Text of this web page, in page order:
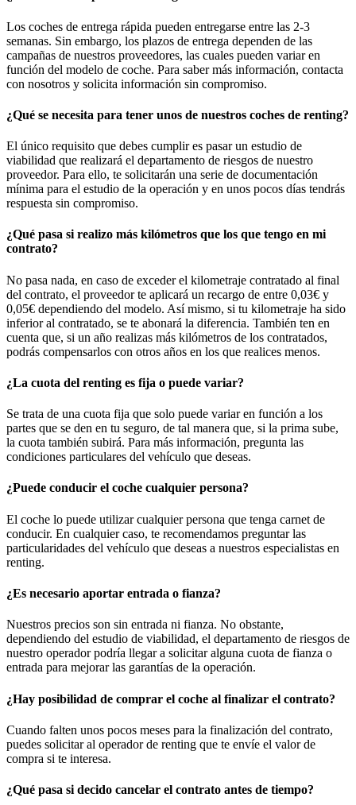
Los coches de entrega rápida pueden entregarse entre las 2-3
semanas. Sin embargo, los plazos de entrega dependen de las
campañas de nuestros proveedores, las cuales pueden variar en
función del modelo de coche. Para saber más información, contacta
con nosotros y solicita información sin compromiso.
¿Qué se necesita para tener unos de nuestros coches de renting?
El único requisito que debes cumplir es pasar un estudio de
viabilidad que realizará el departamento de riesgos de nuestro
proveedor. Para ello, te solicitarán una serie de documentación
mínima para el estudio de la operación y en unos pocos días tendrás
respuesta sin compromiso.
¿Qué pasa si realizo más kilómetros que los que tengo en mi
contrato?
No pasa nada, en caso de exceder el kilometraje contratado al final
del contrato, el proveedor te aplicará un recargo de entre 0,03€ y
0,05€ dependiendo del modelo. Así mismo, si tu kilometraje ha sido
inferior al contratado, se te abonará la diferencia. También ten en
cuenta que, si un año realizas más kilómetros de los contratados,
podrás compensarlos con otros años en los que realices menos.
¿La cuota del renting es fija o puede variar?
Se trata de una cuota fija que solo puede variar en función a los
partes que se den en tu seguro, de tal manera que, si la prima sube,
la cuota también subirá. Para más información, pregunta las
condiciones particulares del vehículo que deseas.
¿Puede conducir el coche cualquier persona?
El coche lo puede utilizar cualquier persona que tenga carnet de
conducir. En cualquier caso, te recomendamos preguntar las
particularidades del vehículo que deseas a nuestros especialistas en
renting.
¿Es necesario aportar entrada o fianza?
Nuestros precios son sin entrada ni fianza. No obstante,
dependiendo del estudio de viabilidad, el departamento de riesgos de
nuestro operador podría llegar a solicitar alguna cuota de fianza o
entrada para mejorar las garantías de la operación.
¿Hay posibilidad de comprar el coche al finalizar el contrato?
Cuando falten unos pocos meses para la finalización del contrato,
puedes solicitar al operador de renting que te envíe el valor de
compra si te interesa.
¿Qué pasa si decido cancelar el contrato antes de tiempo?